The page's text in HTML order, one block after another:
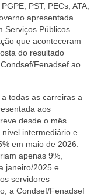
PST, PECs, ATA,
apresentada
Serviços Públicos
que aconteceram
do resultado
Fenadsef ao
todas as carreiras a
aos
desde o mês
intermediário e
em maio de 2026.
apenas 9%,
janeiro/2025 e
servidores
a Condsef/Fenadsef